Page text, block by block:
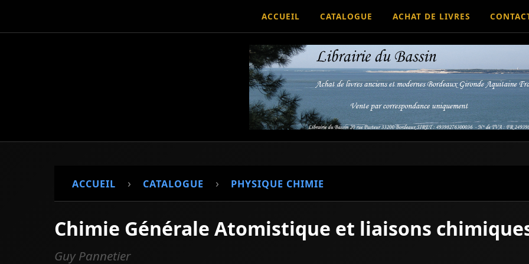
ACCUEIL CATALOGUE ACHAT DE LIVRES
ACCUEIL › CATALOGUE › PHYSIQUE CHIMIE
Chimie Générale Atomistique et liaisons
Guy Pannetier